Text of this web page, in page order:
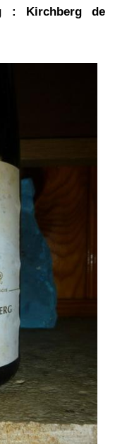
: Kirchberg de